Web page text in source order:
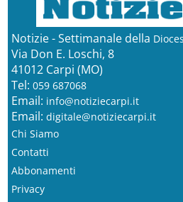
Notizie - Settimanale della
Via Don E. Loschi, 8
41012 Carpi (MO)
Tel: 059 687068
Email: info@notiziecarpi.it
Email: digitale@notiziecarpi.it
Chi Siamo
Contatti
Abbonamenti
Privacy